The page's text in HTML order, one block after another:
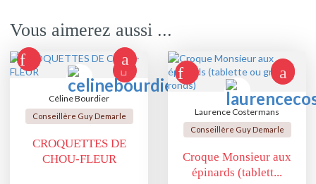
Vous aimerez aussi ...
Céline Bourdier
Conseillère Guy Demarle
CROQUETTES DE
CHOU-FLEUR
Laurence Costermans
Conseillère Guy Demarle
Croque Monsieur aux
épinards (tablett...